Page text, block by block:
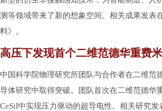
测等领域带来了新的想象空间。相关成果发表
料》。
高压下发现首个二维范德华重费
中国科学院物理研究所团队与合作者在二维范
导体研究中取得突破。团队首次在二维范德华
CeSiI中实现压力驱动的超导电性。相关研究